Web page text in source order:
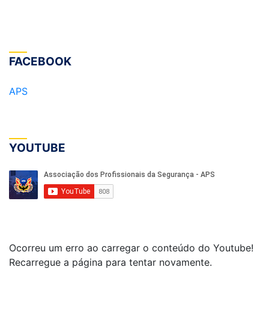
FACEBOOK
APS
YOUTUBE
Ocorreu um erro ao carregar o conteúdo do Youtube!
Recarregue a página para tentar novamente.